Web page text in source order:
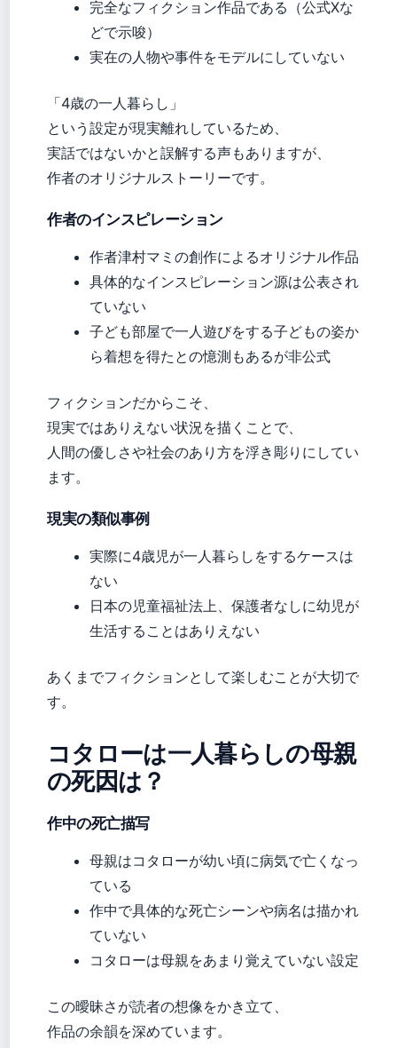
完全なフィクション作品である（公式Xな
どで示唆）
実在の人物や事件をモデルにしていない
「4歳の一人暮らし」
という設定が現実離れしているため、
実話ではないかと誤解する声もありますが、
作者のオリジナルストーリーです。
作者のインスピレーション
作者津村マミの創作によるオリジナル作品
具体的なインスピレーション源は公表され
ていない
子ども部屋で一人遊びをする子どもの姿か
ら着想を得たとの憶測もあるが非公式
フィクションだからこそ、
現実ではありえない状況を描くことで、
人間の優しさや社会のあり方を浮き彫りにしてい
ます。
現実の類似事例
実際に4歳児が一人暮らしをするケースは
ない
日本の児童福祉法上、保護者なしに幼児が
生活することはありえない
あくまでフィクションとして楽しむことが大切で
す。
コタローは一人暮らしの母親
の死因は？
作中の死亡描写
母親はコタローが幼い頃に病気で亡くなっ
ている
作中で具体的な死亡シーンや病名は描かれ
ていない
コタローは母親をあまり覚えていない設定
この曖昧さが読者の想像をかき立て、
作品の余韻を深めています。